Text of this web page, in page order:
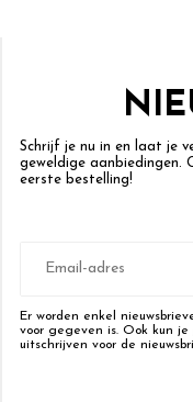
Schrijf je nu in en laat je
geweldige aanbiedingen.
eerste bestelling!
mailadres
Er worden enkel
voor gegeven is. Ook kun
uitschrijven voor de